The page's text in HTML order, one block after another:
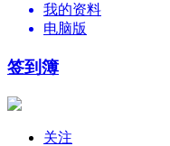
我的资料
电脑版
签到簿
关注